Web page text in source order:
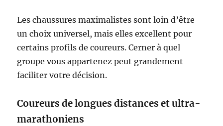
Les chaussures maximalistes sont loin d’être
un choix universel, mais elles excellent pour
certains profils de coureurs. Cerner à quel
groupe vous appartenez peut grandement
faciliter votre décision.
Coureurs de longues distances et ultra-
marathoniens